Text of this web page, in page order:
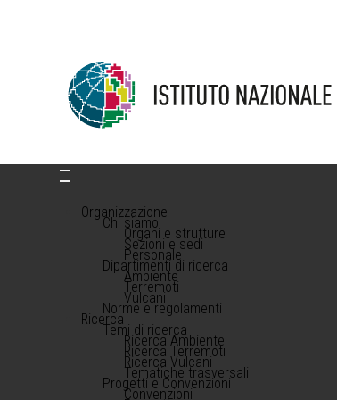
Organizzazione
Chi siamo
Organi e strutture
Sezioni e sedi
Personale
Dipartimenti di ricerca
Ambiente
Terremoti
Vulcani
Norme e regolamenti
Ricerca
Temi di ricerca
Ricerca Ambiente
Ricerca Terremoti
Ricerca Vulcani
Tematiche trasversali
Progetti e Convenzioni
Convenzioni